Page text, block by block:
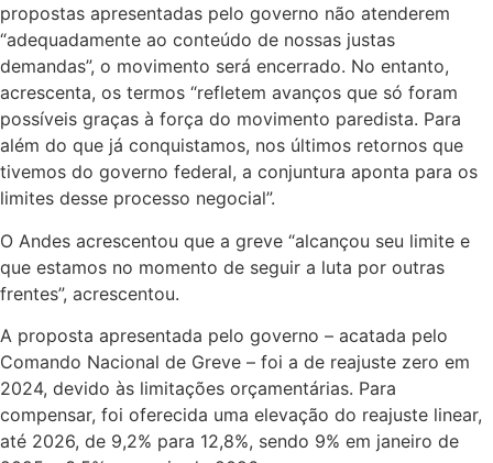
propostas apresentadas pelo governo não atenderem
“adequadamente ao conteúdo de nossas justas
demandas”, o movimento será encerrado. No entanto,
acrescenta, os termos “refletem avanços que só foram
possíveis graças à força do movimento paredista. Para
além do que já conquistamos, nos últimos retornos que
tivemos do governo federal, a conjuntura aponta para os
limites desse processo negocial”.
O Andes acrescentou que a greve “alcançou seu limite e
que estamos no momento de seguir a luta por outras
frentes”, acrescentou.
A proposta apresentada pelo governo – acatada pelo
Comando Nacional de Greve – foi a de reajuste zero em
2024, devido às limitações orçamentárias. Para
compensar, foi oferecida uma elevação do reajuste linear,
até 2026, de 9,2% para 12,8%, sendo 9% em janeiro de